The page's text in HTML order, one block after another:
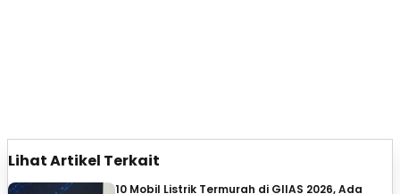
Lihat Artikel Terkait
10 Mobil Listrik Termurah di GIIAS 2026, Ada